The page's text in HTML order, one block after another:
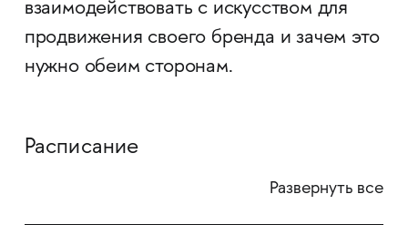
взаимодействовать с искусством для
продвижения своего бренда и зачем это
нужно обеим сторонам.
Расписание
Развернуть все